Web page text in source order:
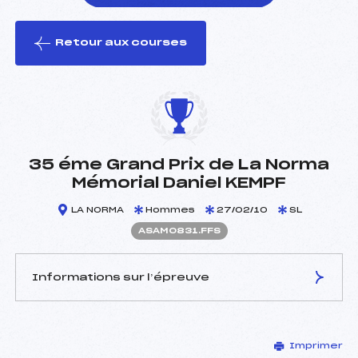
le ski
Retour aux courses
35 éme Grand Prix de La Norma
Mémorial Daniel KEMPF
LA NORMA Hommes 27/02/10 SL
ASAM0831.FFS
Informations sur l’épreuve
GRAVIER LOUIS (SA)
Imprimer